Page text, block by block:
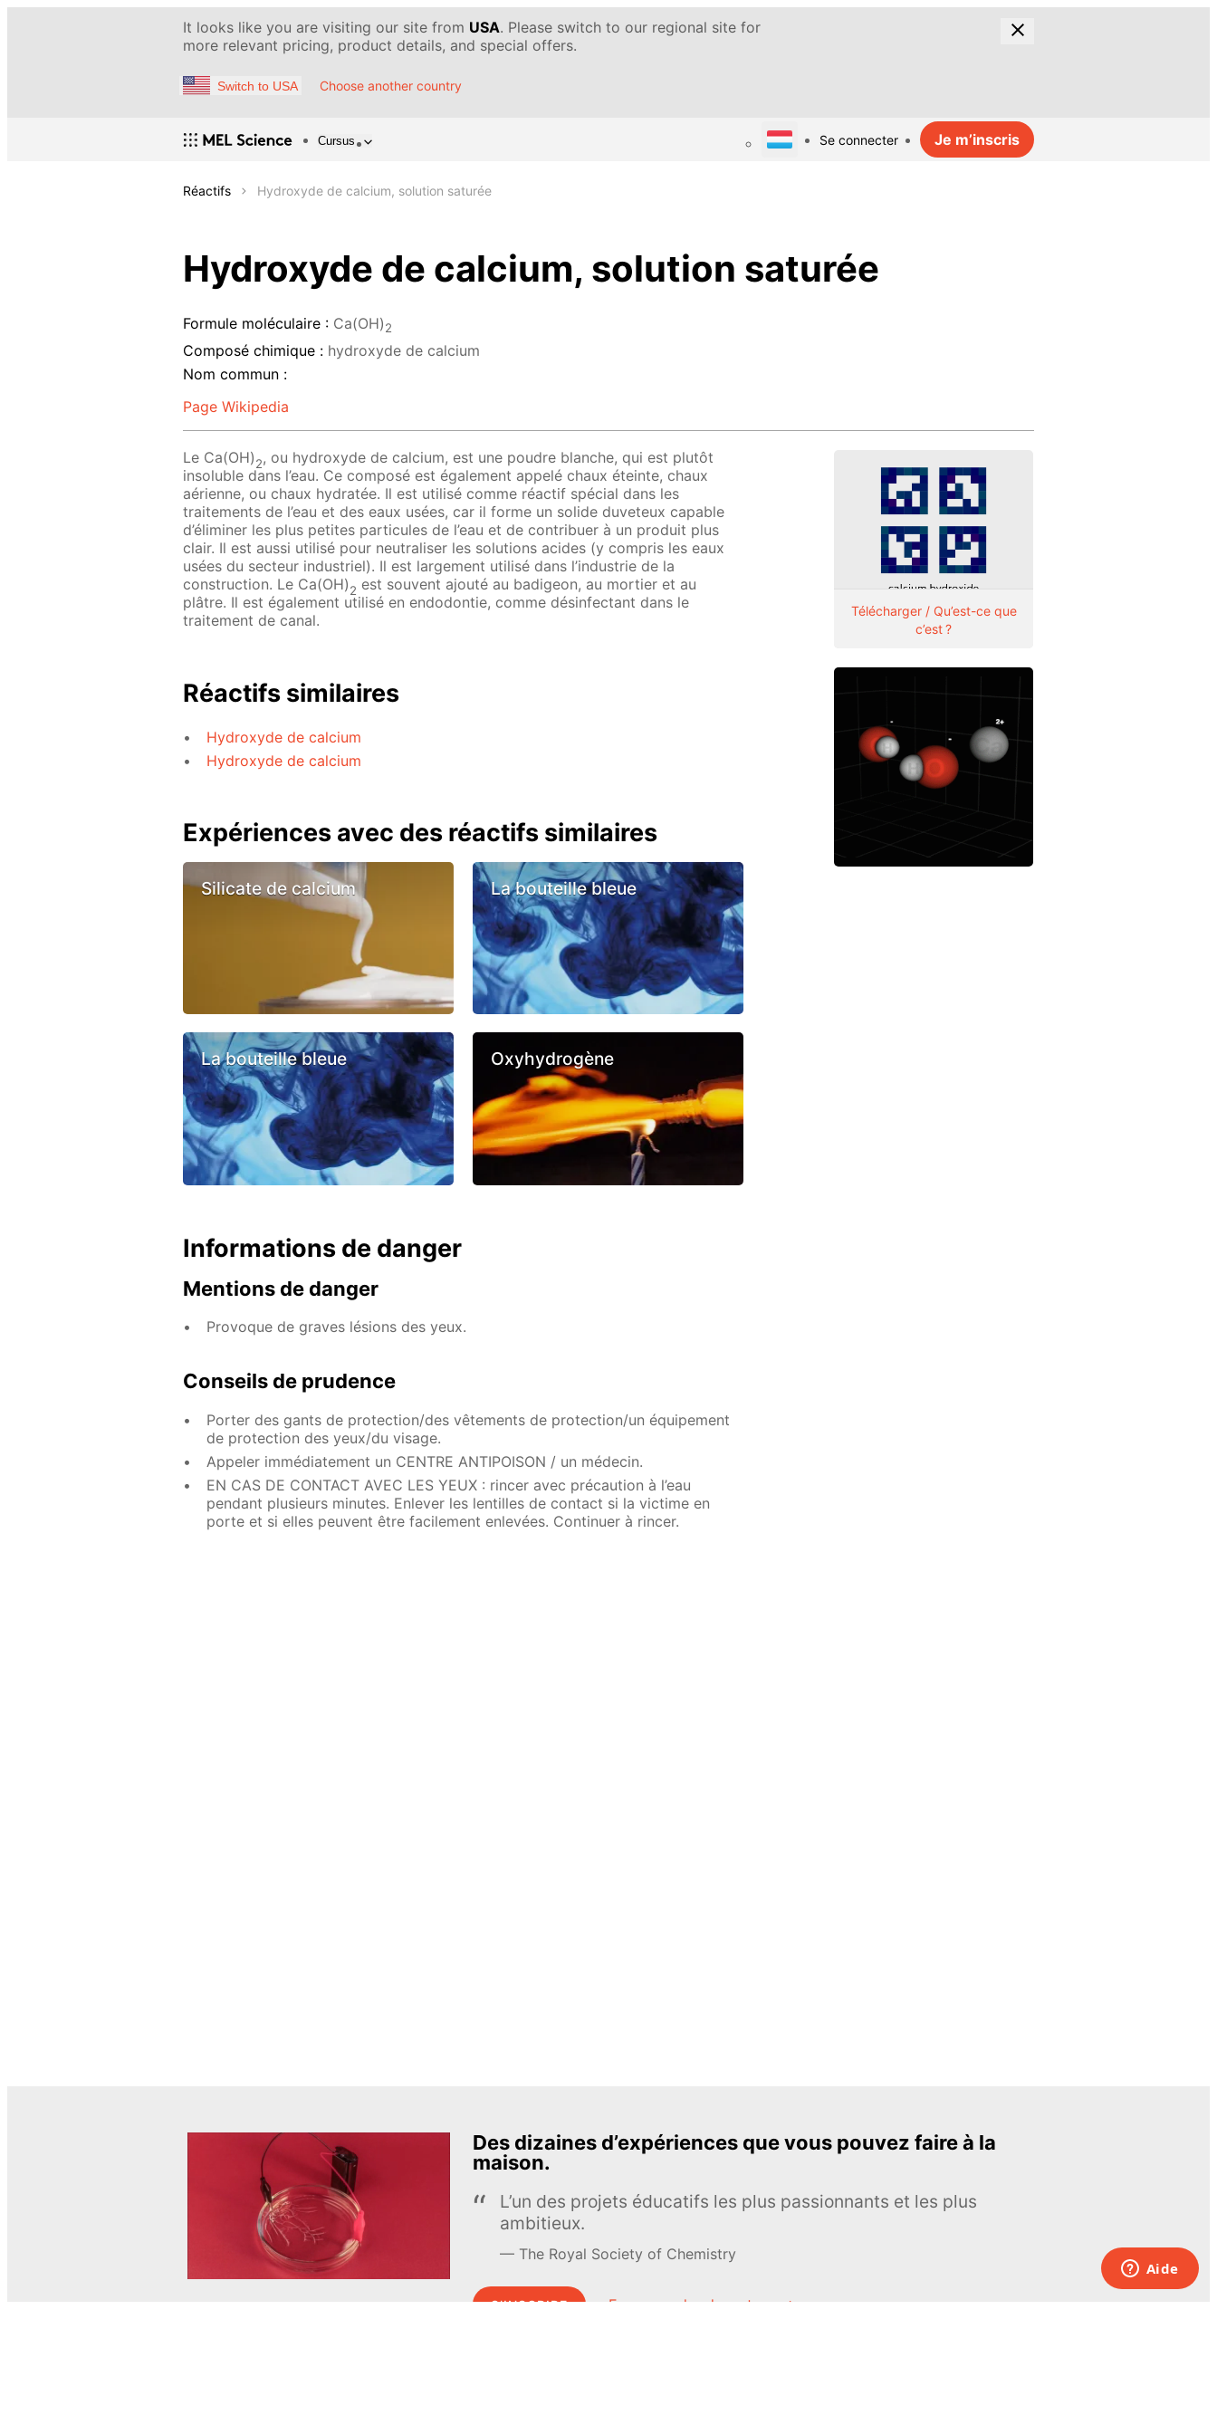
It looks like you are visiting our site from USA. Please switch to our regional site for
more relevant pricing, product details, and special offers.
Switch to USA Choose another country
Cursus Se connecter Je m’inscris
Réactifs Hydroxyde de calcium, solution saturée
Hydroxyde de calcium, solution saturée
Formule moléculaire : Ca(OH)2
Composé chimique : hydroxyde de calcium
Nom commun :
Page Wikipedia
Le Ca(OH)2, ou hydroxyde de calcium, est une poudre blanche, qui est plutôt
insoluble dans l’eau. Ce composé est également appelé chaux éteinte, chaux
aérienne, ou chaux hydratée. Il est utilisé comme réactif spécial dans les
traitements de l’eau et des eaux usées, car il forme un solide duveteux capable
d’éliminer les plus petites particules de l’eau et de contribuer à un produit plus
clair. Il est aussi utilisé pour neutraliser les solutions acides (y compris les eaux
usées du secteur industriel). Il est largement utilisé dans l’industrie de la
construction. Le Ca(OH)2 est souvent ajouté au badigeon, au mortier et au
plâtre. Il est également utilisé en endodontie, comme désinfectant dans le
traitement de canal.
Réactifs similaires
Hydroxyde de calcium
Hydroxyde de calcium
Expériences avec des réactifs similaires
Silicate de calcium La bouteille bleue
La bouteille bleue Oxyhydrogène
Informations de danger
Mentions de danger
Provoque de graves lésions des yeux.
Conseils de prudence
Porter des gants de protection/des vêtements de protection/un équipement
de protection des yeux/du visage.
Appeler immédiatement un CENTRE ANTIPOISON / un médecin.
EN CAS DE CONTACT AVEC LES YEUX : rincer avec précaution à l’eau
pendant plusieurs minutes. Enlever les lentilles de contact si la victime en
porte et si elles peuvent être facilement enlevées. Continuer à rincer.
Télécharger / Qu’est-ce que
c’est ?
Des dizaines d’expériences que vous pouvez faire à la
maison.
L’un des projets éducatifs les plus passionnants et les plus
ambitieux.
The Royal Society of Chemistry
S’INSCRIRE En apprendre davantage →